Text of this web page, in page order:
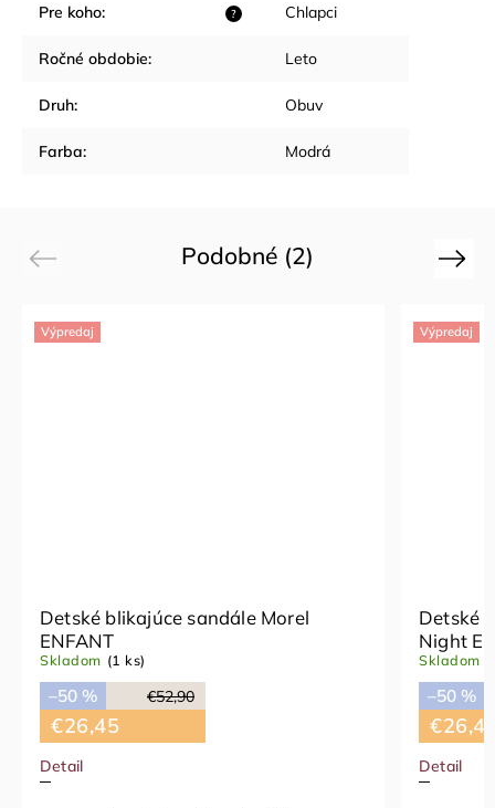
?
Pre koho: Chlapci
Ročné obdobie: Leto
Druh: Obuv
Farba: Modrá
Podobné (2)
Previous
Výpredaj
Detské blikajúce sandále Morel
ENFANT
Skladom (1 ks)
€52,90
–50 %
€26,45
Detail
Výpredaj
Detské
Night
Skladom
–50 %
Detail
Next